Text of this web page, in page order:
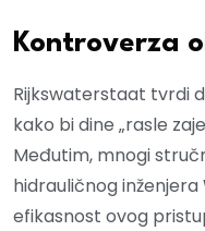
Kontroverza
Rijkswaterstaat tvrdi
kako bi dine „rasle
Međutim, mnogi
hidrauličnog inženjera
efikasnost ovog